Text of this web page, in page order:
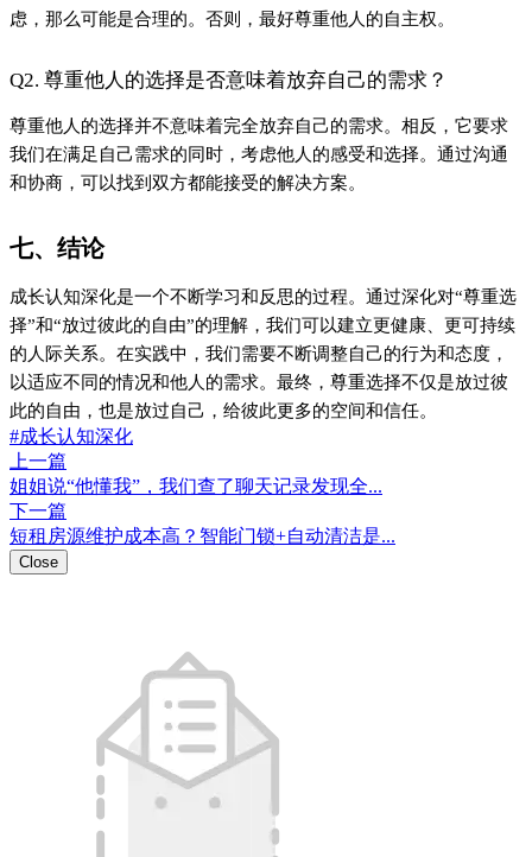
下一篇
Close
喜欢这篇内容吗？ 点击评论
登录评论
0
0
微信扫码分享观看
插入小程序链接 [查看教程]
插入